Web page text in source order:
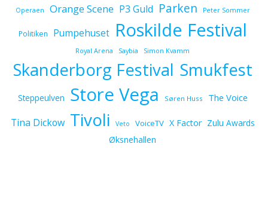
Operaen Orange Scene P3 Guld Parken Peter Sommer
Politiken Pumpehuset Roskilde Festival
Royal Arena Saybia Simon Kvamm
Skanderborg Festival Smukfest
Steppeulven Store Vega Søren Huss The Voice
Tina Dickow Tivoli Veto VoiceTV X Factor Zulu Awards
Øksnehallen